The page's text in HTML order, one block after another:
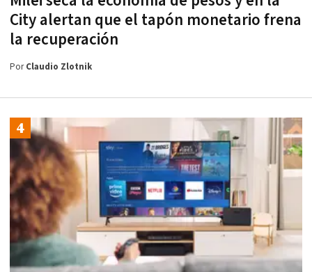
City alertan que el tapón monetario frena
la recuperación
PorClaudio Zlotnik